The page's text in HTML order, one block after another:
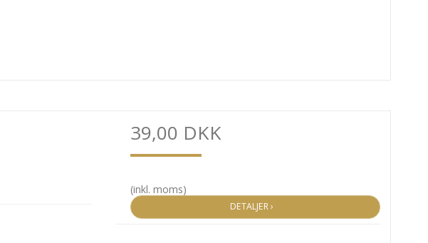
39,00 DKK
(inkl. moms)
DETALJER ›